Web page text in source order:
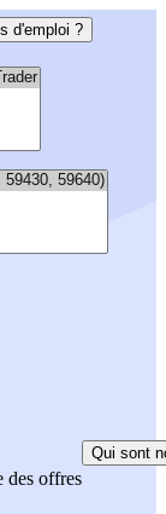
d'emploi ?
des offres
Qui sont